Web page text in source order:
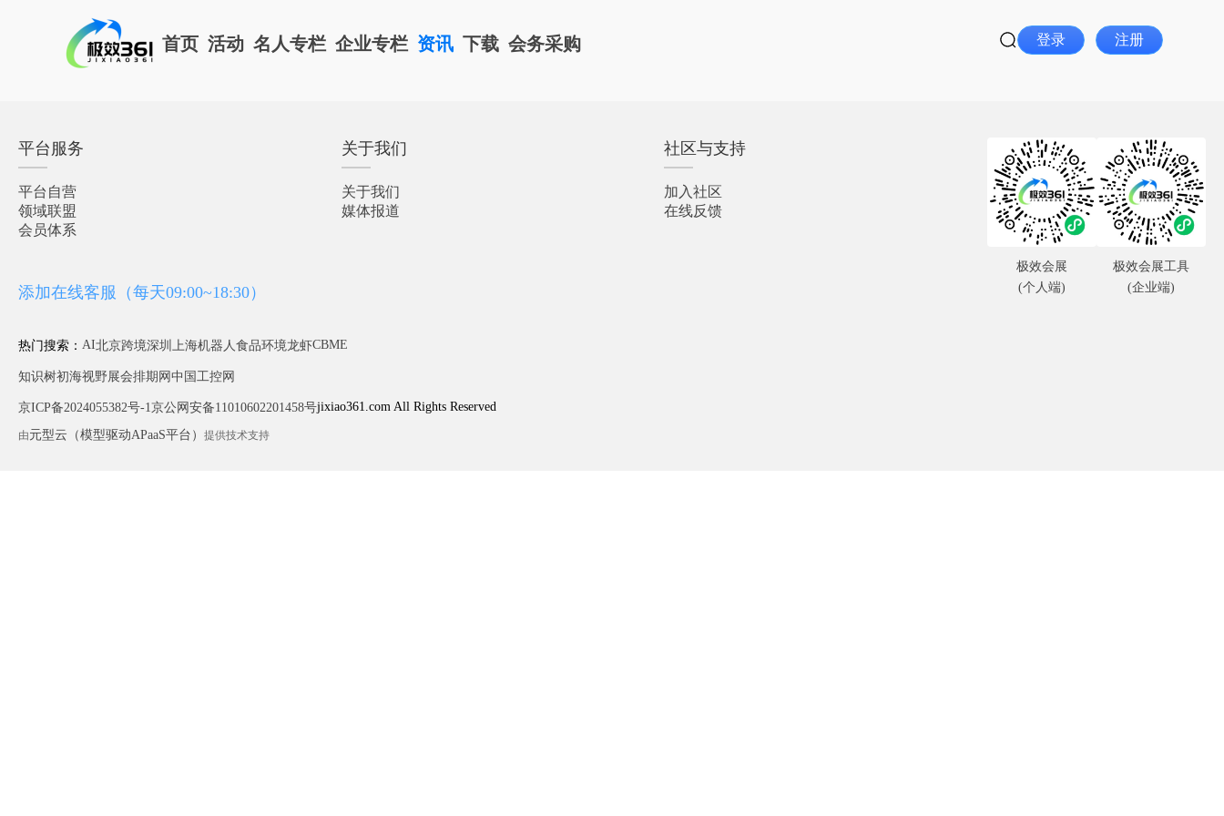
首页 活动 名人专栏 企业专栏 资讯 下载 会务采购 登录 注册
平台服务
平台自营
领域联盟
会员体系
关于我们
关于我们
媒体报道
社区与支持
加入社区
在线反馈
添加在线客服（每天09:00~18:30）
热门搜索： AI北京跨境深圳 上海机器人食品环境龙虾CBME
知识树初海视野展会排期网 中国工控网
京ICP备2024055382号-1京公网安备11010602201458号jixiao361.com All Rights Reserved
由元型云（模型驱动APaaS平台） 提供技术支持
极效会展
(个人端)
极效会展工具
(企业端)